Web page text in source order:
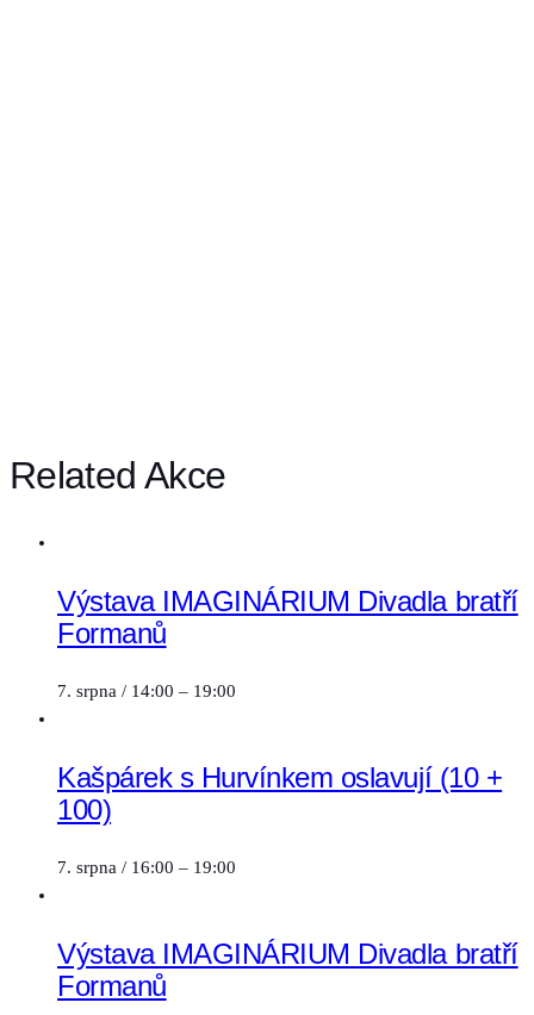
Related Akce
Výstava IMAGINÁRIUM Divadla bratří
Formanů
7. srpna / 14:00 – 19:00
Kašpárek s Hurvínkem oslavují (10 +
100)
7. srpna / 16:00 – 19:00
Výstava IMAGINÁRIUM Divadla bratří
Formanů